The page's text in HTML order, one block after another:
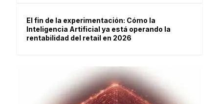
El fin de la experimentación: Cómo la
Inteligencia Artificial ya está operando la
rentabilidad del retail en 2026